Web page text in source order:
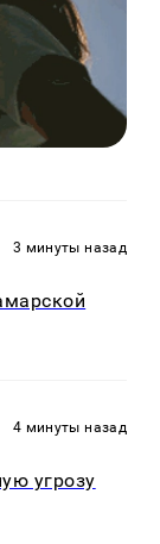
3 минуты назад
4 минуты назад
угрозу